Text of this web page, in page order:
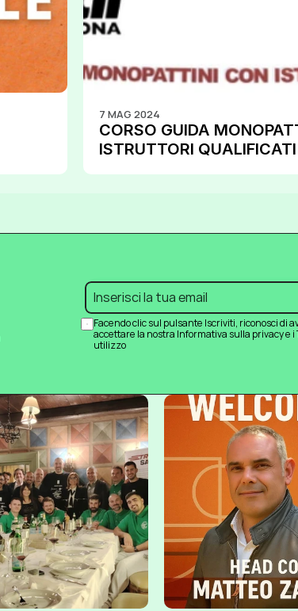
7 MAG 2024
CORSO GUIDA
ISTRUTTORI QUALIFICATI
Facendo clic sul pulsante Iscriviti, riconosci di
accettare la nostra Informativa sulla privacy e i
utilizzo